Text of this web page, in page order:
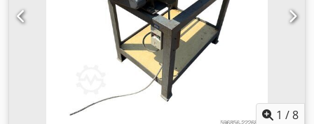
1 /8